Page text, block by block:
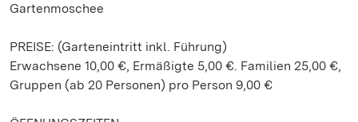
Gartenmoschee
PREISE: (Garteneintritt inkl. Führung)
Erwachsene 10,00 €, Ermäßigte 5,00 €. Familien 25,00 €,
Gruppen (ab 20 Personen) pro Person 9,00 €